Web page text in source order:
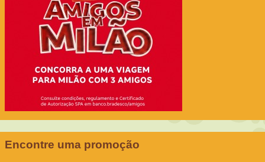
Encontre uma promoção